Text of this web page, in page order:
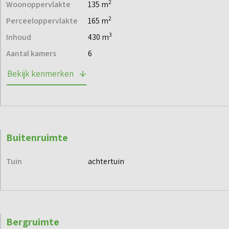
Woonoppervlakte 135 m2
Perceeloppervlakte 165 m2
Inhoud 430 m3
Aantal kamers 6
Bekijk kenmerken
Buitenruimte
Tuin achtertuin
Bergruimte